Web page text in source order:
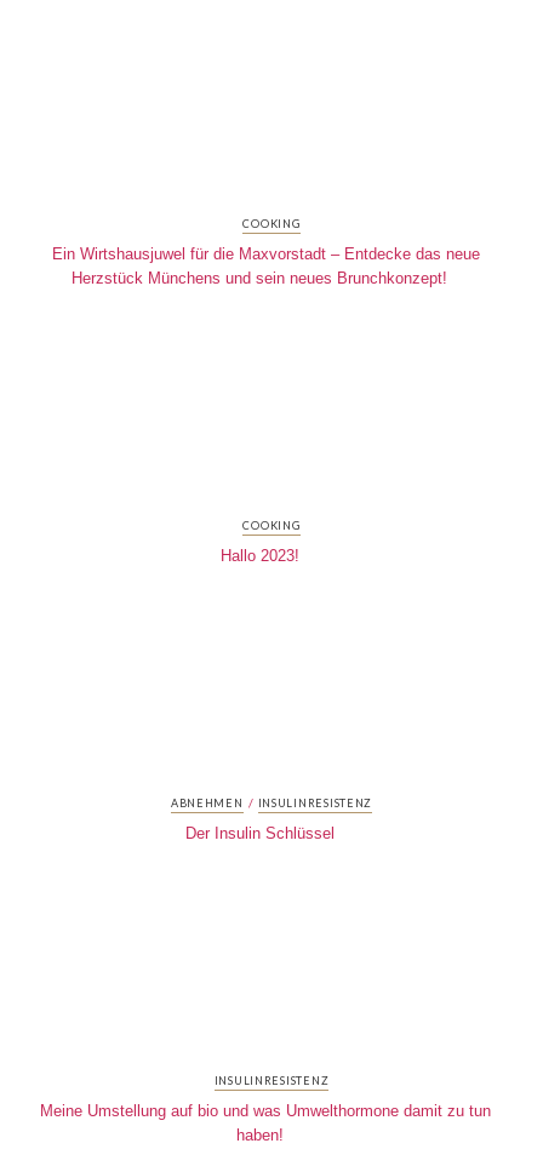
COOKING
Ein Wirtshausjuwel für die Maxvorstadt – Entdecke das neue
Herzstück Münchens und sein neues Brunchkonzept!
COOKING
Hallo 2023!
ABNEHMEN / INSULINRESISTENZ
Der Insulin Schlüssel
INSULINRESISTENZ
Meine Umstellung auf bio und was Umwelthormone damit zu tun
haben!